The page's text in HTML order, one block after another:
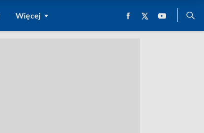
Więcej